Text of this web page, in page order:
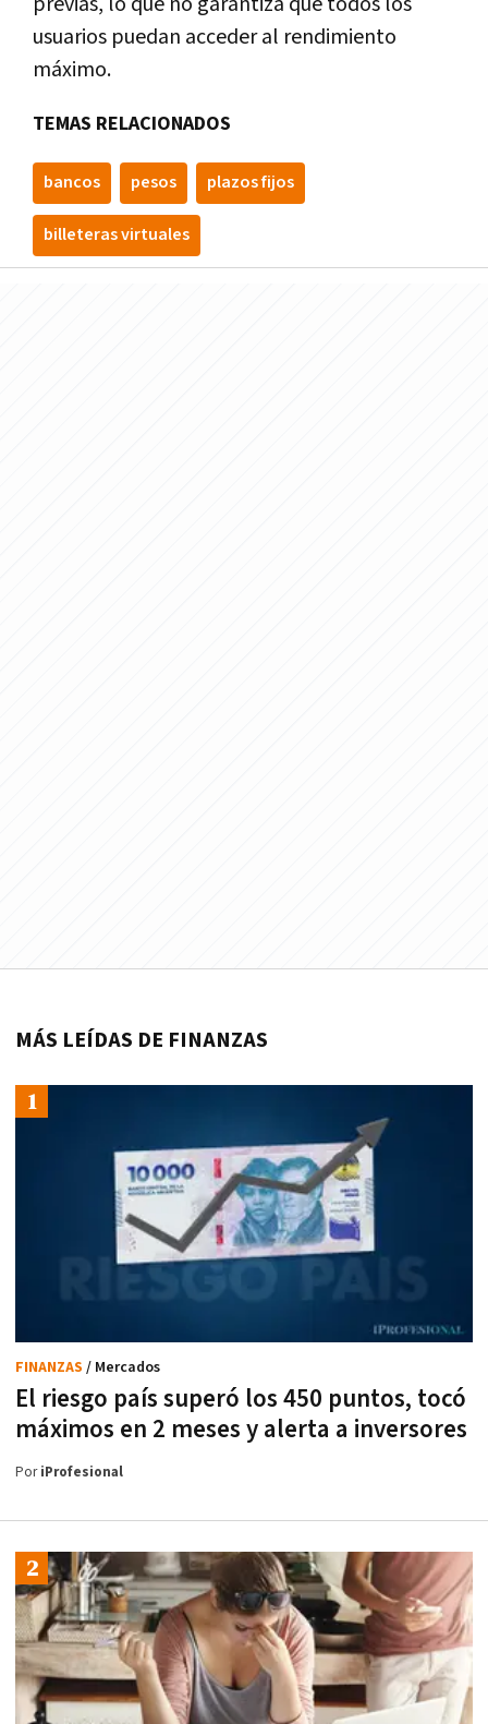
usuarios puedan acceder al rendimiento
máximo.
TEMAS RELACIONADOS
bancos pesos plazos fijos
billeteras virtuales
MÁS LEÍDAS DE FINANZAS
El riesgo país superó los 450 puntos, tocó
máximos en 2 meses y alerta a inversores
FINANZAS / Mercados
PoriProfesional